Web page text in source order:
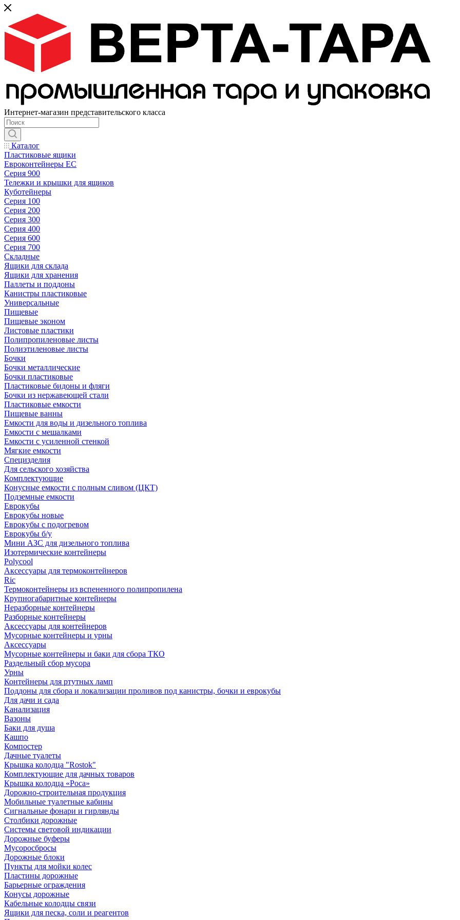
Интернет-магазин представительского класса
Каталог
Пластиковые ящики
Евроконтейнеры ЕС
Серия 900
Тележки и крышки для ящиков
Куботейнеры
Серия 100
Серия 200
Серия 300
Серия 400
Серия 600
Серия 700
Складные
Ящики для склада
Ящики для хранения
Паллеты и поддоны
Канистры пластиковые
Универсальные
Пищевые
Пищевые эконом
Листовые пластики
Полипропиленовые листы
Полиэтиленовые листы
Бочки
Бочки металлические
Бочки пластиковые
Пластиковые бидоны и фляги
Бочки из нержавеющей стали
Пластиковые емкости
Пищевые ванны
Емкости для воды и дизельного топлива
Емкости с мешалками
Емкости с усиленной стенкой
Мягкие емкости
Специзделия
Для сельского хозяйства
Комплектующие
Конусные емкости с полным сливом (ЦКТ)
Подземные емкости
Еврокубы
Еврокубы новые
Еврокубы с подогревом
Еврокубы б/у
Мини АЗС для дизельного топлива
Изотермические контейнеры
Polycool
Аксессуары для термоконтейнеров
Ric
Термоконтейнеры из вспененного полипропилена
Крупногабаритные контейнеры
Неразборные контейнеры
Разборные контейнеры
Аксессуары для контейнеров
Мусорные контейнеры и урны
Аксессуары
Мусорные контейнеры и баки для сбора ТКО
Раздельный сбор мусора
Урны
Контейнеры для ртутных ламп
Поддоны для сбора и локализации проливов под канистры, бочки и еврокубы
Для дачи и сада
Канализация
Вазоны
Баки для душа
Кашпо
Компостер
Дачные туалеты
Крышка колодца "Rostok"
Комплектующие для дачных товаров
Крышка колодца «Роса»
Дорожно-строительная продукция
Мобильные туалетные кабины
Сигнальные фонари и гирлянды
Столбики дорожные
Системы световой индикации
Дорожные буферы
Мусоросбросы
Дорожные блоки
Пункты для мойки колес
Пластины дорожные
Барьерные ограждения
Конусы дорожные
Кабельные колодцы связи
Ящики для песка, соли и реагентов